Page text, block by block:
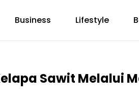
Business Lifestyle
Sawit Melalui